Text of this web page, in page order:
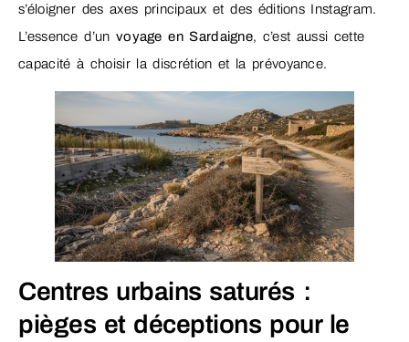
s’éloigner des axes principaux et des éditions Instagram.
L’essence d’un voyage en Sardaigne, c’est aussi cette
capacité à choisir la discrétion et la prévoyance.
Centres urbains saturés :
pièges et déceptions pour le